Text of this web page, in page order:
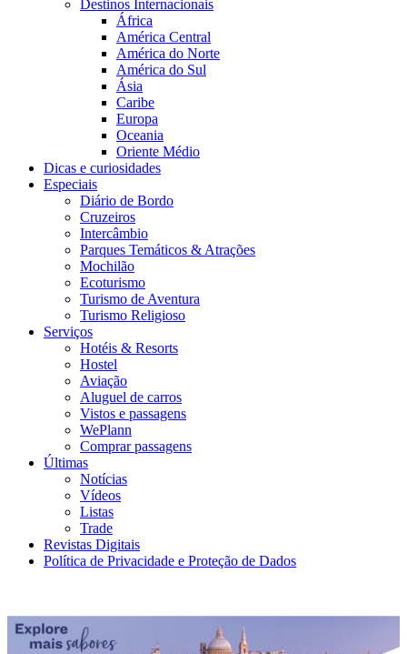
Destinos Internacionais
África
América Central
América do Norte
América do Sul
Ásia
Caribe
Europa
Oceania
Oriente Médio
Dicas e curiosidades
Especiais
Diário de Bordo
Cruzeiros
Intercâmbio
Parques Temáticos & Atrações
Mochilão
Ecoturismo
Turismo de Aventura
Turismo Religioso
Serviços
Hotéis & Resorts
Hostel
Aviação
Aluguel de carros
Vistos e passagens
WePlann
Comprar passagens
Últimas
Notícias
Vídeos
Listas
Trade
Revistas Digitais
Política de Privacidade e Proteção de Dados